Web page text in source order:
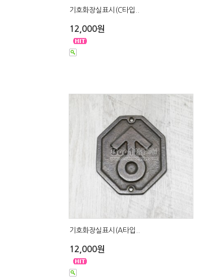
기호화장실표시(C타입..
12,000원
기호화장실표시(A타입..
12,000원